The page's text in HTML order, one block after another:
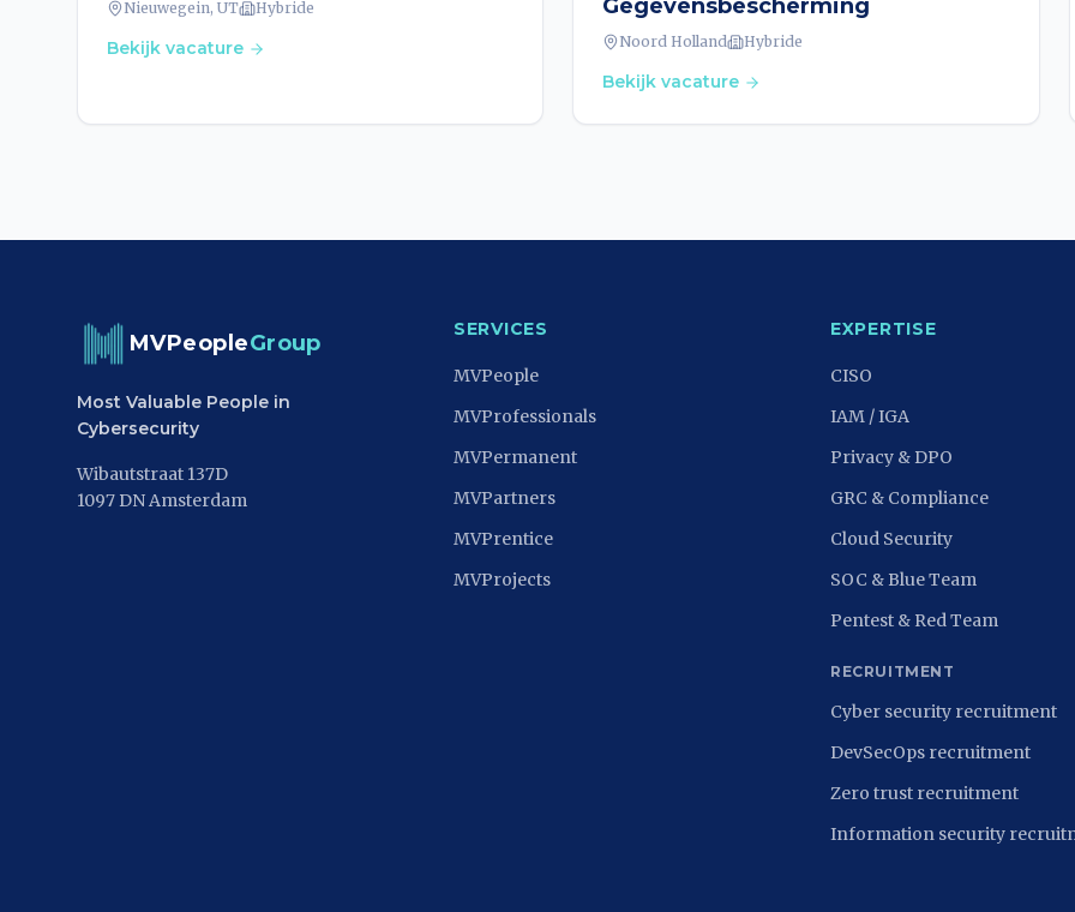
Nieuwegein, UT Hybride
Bekijk vacature
Gegevensbescherming
Noord Holland Hybride
Bekijk vacature
MVPeopleGroup
Most Valuable People in
Cybersecurity
Wibautstraat 137D
1097 DN Amsterdam
SERVICES
MVPeople
MVProfessionals
MVPermanent
MVPartners
MVPrentice
MVProjects
EXPERTISE
CISO
IAM / IGA
Privacy & DPO
GRC & Compliance
Cloud Security
SOC & Blue Team
Pentest & Red Team
RECRUITMENT
Cyber security recruitment
DevSecOps recruitment
Zero trust recruitment
Information security